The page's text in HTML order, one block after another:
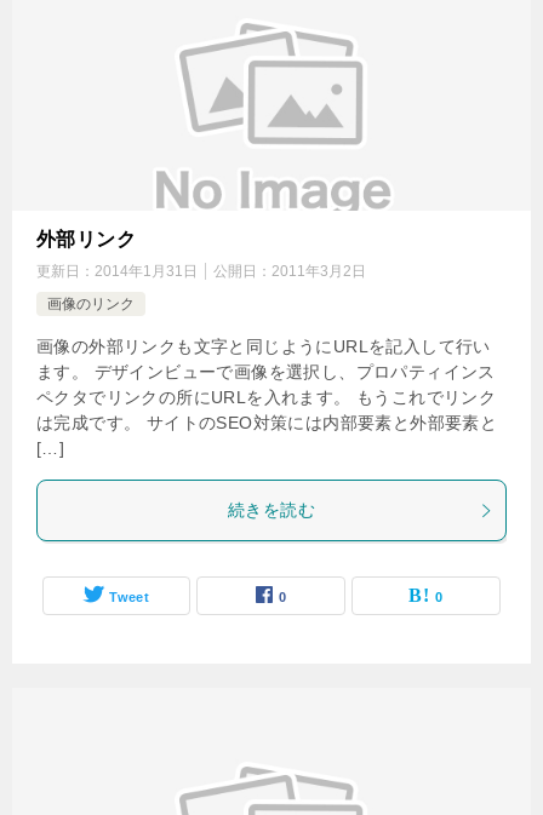
外部リンク
更新日： 2014年1月31日 公開日： 2011年3月2日
画像のリンク
画像の外部リンクも文字と同じようにURLを記入して行い
ます。 デザインビューで画像を選択し、プロパティインス
ペクタでリンクの所にURLを入れます。 もうこれでリンク
は完成です。 サイトのSEO対策には内部要素と外部要素と
[…]
続きを読む
Tweet 0 0